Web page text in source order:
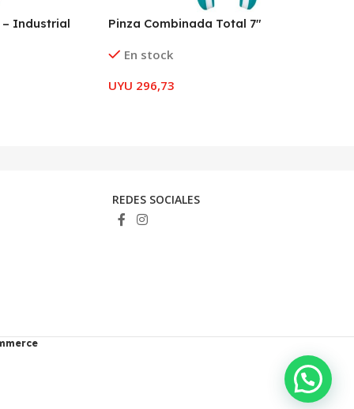
– Industrial Pinza Combinada Total 7″
En stock
UYU 296,73
REDES SOCIALES